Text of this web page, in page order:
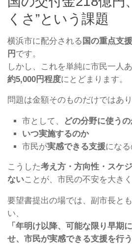
くさ”という課題
横浜市に配分される 国の重点支
円 です。
しかし、これを単純に市民一人
約5,000円程度にとどまります。
問題は金額そのものだけではあり
市として、
どの分野に使う
いつ実施するのか
市民が実感できる支援にな
こうした考え方・方向性・スケ
ないことが、市民の不安を大き
要望書提出の場では、副市長と
い、
「年明け以降、可能な限り早期
せ、市民が実感できる支援を行う